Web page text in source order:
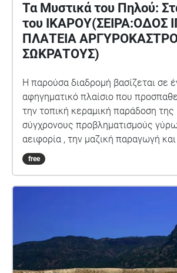
Τα Μυστικά του Πηλού:
του ΙΚΑΡΟΥ(ΣΕΙΡΑ:ΟΔΟΣ
ΠΛΑΤΕΙΑ
ΣΩΚΡΑΤΟΥΣ)
Η παρούσα διαδρομή βασίζεται σε
αφηγηματικό πλαίσιο που
την τοπική κεραμική παράδοση
σύγχρονους προβληματισμούς
αειφορία , την μαζική παραγωγή
την βιωσιμότητα. Μέσα από την
της αφηγήτριας , η οποία στο
μέρη γνώριμα, αναζητώντας το
ένα στοιχείο που φαίνεται σήμερα
να χαθεί.
free